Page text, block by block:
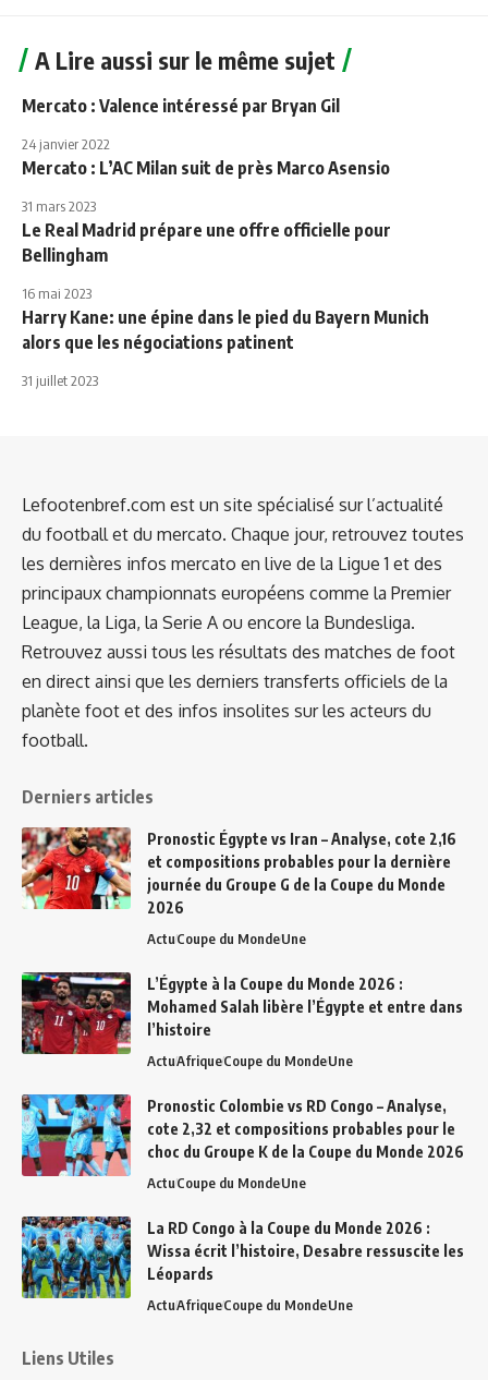
A Lire aussi sur le même sujet
Mercato : Valence intéressé par Bryan Gil
24 janvier 2022
Mercato : L’AC Milan suit de près Marco Asensio
31 mars 2023
Le Real Madrid prépare une offre officielle pour
Bellingham
16 mai 2023
Harry Kane: une épine dans le pied du Bayern Munich
alors que les négociations patinent
31 juillet 2023
Lefootenbref.com est un site spécialisé sur l’actualité
du football et du mercato. Chaque jour, retrouvez toutes
les dernières infos mercato en live de la Ligue 1 et des
principaux championnats européens comme la Premier
League, la Liga, la Serie A ou encore la Bundesliga.
Retrouvez aussi tous les résultats des matches de foot
en direct ainsi que les derniers transferts officiels de la
planète foot et des infos insolites sur les acteurs du
football.
Derniers articles
Pronostic Égypte vs Iran – Analyse, cote 2,16
et compositions probables pour la dernière
journée du Groupe G de la Coupe du Monde
2026
ActuCoupe du MondeUne
L’Égypte à la Coupe du Monde 2026 :
Mohamed Salah libère l’Égypte et entre dans
l’histoire
ActuAfriqueCoupe du MondeUne
Pronostic Colombie vs RD Congo – Analyse,
cote 2,32 et compositions probables pour le
choc du Groupe K de la Coupe du Monde 2026
ActuCoupe du MondeUne
La RD Congo à la Coupe du Monde 2026 :
Wissa écrit l’histoire, Desabre ressuscite les
Léopards
ActuAfriqueCoupe du MondeUne
Liens Utiles